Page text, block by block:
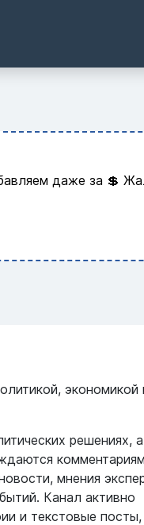
даже за 💲
экономикой
решениях,
мнения
Канал активно
и текстовые